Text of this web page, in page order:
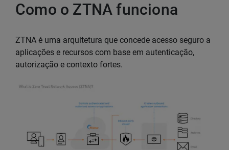
Como o ZTNA funciona
ZTNA é uma arquitetura que concede acesso seguro a
aplicações e recursos com base em autenticação,
autorização e contexto fortes.